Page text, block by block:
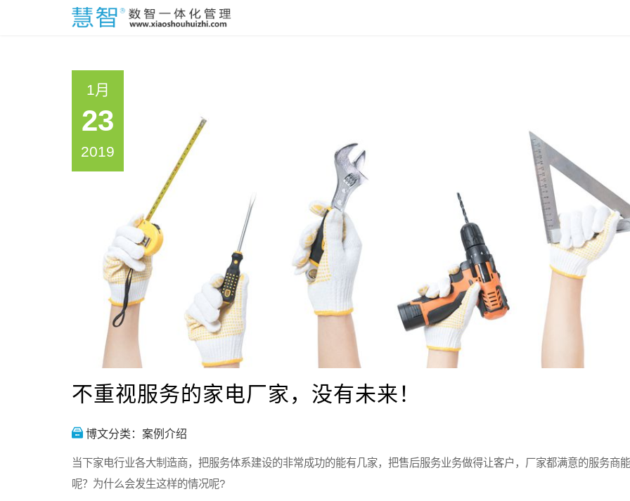
1月
23
2019
不重视服务的家电厂家，没有未来！
博文分类： 案例介绍
当下家电行业各大制造商，把服务体系建设的非常成功的能有几家，把售后服务业务做得让客户，厂家都满意的服务商
呢？为什么会发生这样的情况呢?